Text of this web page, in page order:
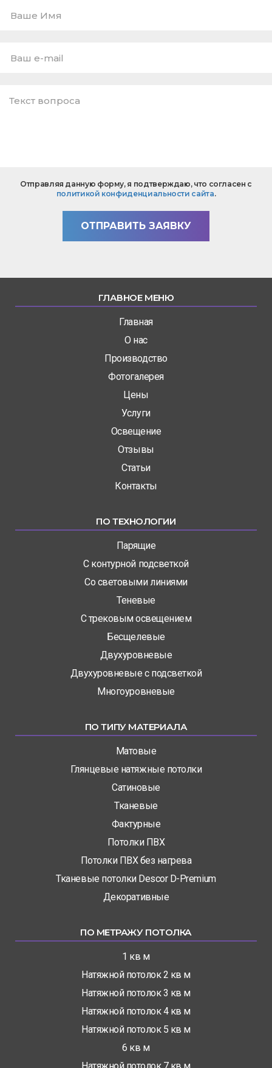
Имя
mail
вопроса
Отправляя данную форму, я подтверждаю, что согласен с
политикой конфиденциальности сайта.
ОТПРАВИТЬ ЗАЯВКУ
ГЛАВНОЕ МЕНЮ
Главная
О нас
Производство
Фотогалерея
Цены
Услуги
Освещение
Отзывы
Статьи
Контакты
ПО ТЕХНОЛОГИИ
Парящие
С контурной подсветкой
Со световыми линиями
Теневые
С трековым освещением
Бесщелевые
Двухуровневые
Двухуровневые с подсветкой
Многоуровневые
ПО ТИПУ МАТЕРИАЛА
Матовые
Глянцевые натяжные потолки
Сатиновые
Тканевые
Фактурные
Потолки ПВХ
Потолки ПВХ без нагрева
Тканевые потолки Descor D-Premium
Декоративные
ПО МЕТРАЖУ ПОТОЛКА
1 кв м
Натяжной потолок 2 кв м
Натяжной потолок 3 кв м
Натяжной потолок 4 кв м
Натяжной потолок 5 кв м
6 кв м